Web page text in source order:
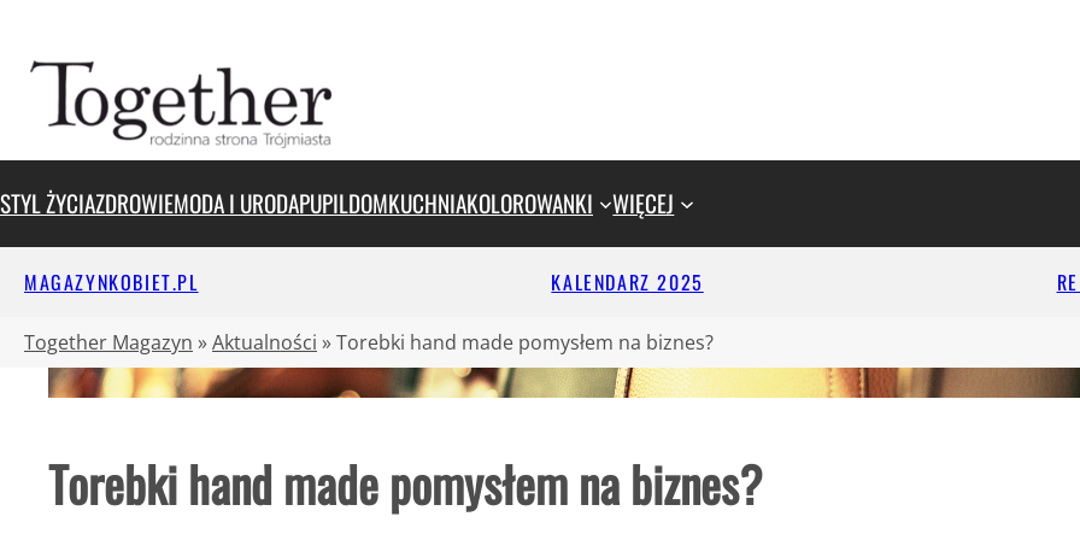
treści
STYL ŻYCIAZDROWIEMODA I URODAPUPILDOMKUCHNIAKOLOROWANKI WIĘCEJ
MAGAZYNKOBIET.PL KALENDARZ 2025
Together Magazyn »Aktualności »Torebki hand made pomysłem na biznes?
Torebki hand made pomysłem na biznes?